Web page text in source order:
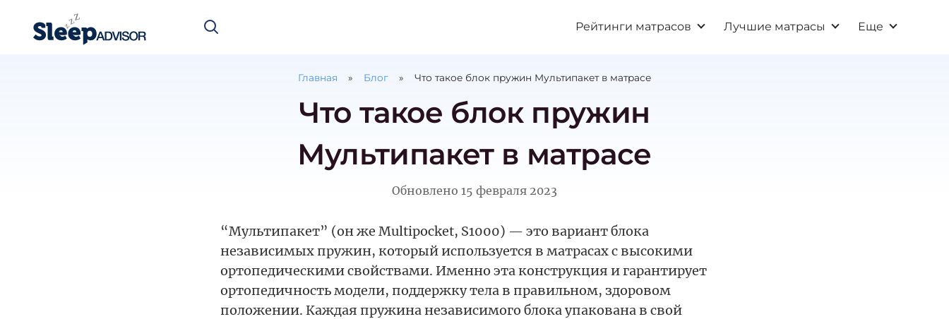
Рейтинги матрасов Лучшие матрасы Еще
Главная Блог Что такое блок пружин Мультипакет в матрасе
Что такое блок пружин
Мультипакет в матрасе
Обновлено 15 февраля 2023
“Мультипакет” (он же Multipocket, S1000) — это вариант блока
независимых пружин, который используется в матрасах с высокими
ортопедическими свойствами. Именно эта конструкция и гарантирует
ортопедичность модели, поддержку тела в правильном, здоровом
положении. Каждая пружина независимого блока упакована в свой